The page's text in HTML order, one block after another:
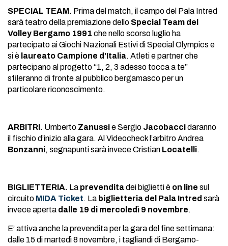
SPECIAL TEAM. Prima del match, il campo del Pala Intred
sarà teatro della premiazione dello Special Team del
Volley Bergamo 1991 che nello scorso luglio ha
partecipato ai Giochi Nazionali Estivi di Special Olympics e
si è laureato Campione d’Italia. Atleti e partner che
partecipano al progetto “1, 2, 3 adesso tocca a te”
sfileranno di fronte al pubblico bergamasco per un
particolare riconoscimento.
ARBITRI. Umberto Zanussie Sergio Jacobaccidaranno
il fischio d’inizio alla gara. Al Videocheck l’arbitro Andrea
Bonzanni, segnapunti sarà invece Cristian Locatelli.
BIGLIETTERIA. La prevenditadei biglietti è on line sul
circuito MIDA Ticket. La biglietteria del Pala Intred sarà
invece aperta dalle 19 di mercoledì 9 novembre.
E’ attiva anche la prevendita per la gara del fine settimana:
dalle 15 di martedì 8 novembre, i tagliandi di Bergamo-